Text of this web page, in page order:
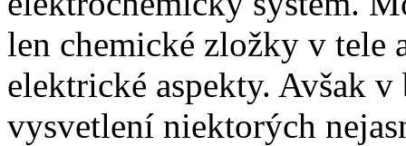
len chemické zložky v tele
elektrické aspekty. Avšak
vysvetlení niektorých